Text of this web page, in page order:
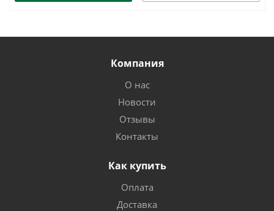
Компания
О нас
Новости
Отзывы
Контакты
Как купить
Оплата
Доставка